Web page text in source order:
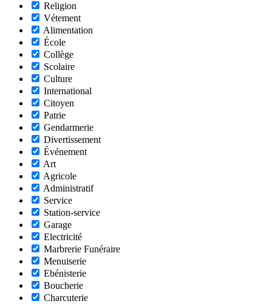
Religion
Vétement
Alimentation
École
Collège
Scolaire
Culture
International
Citoyen
Patrie
Gendarmerie
Divertissement
Événement
Art
Agricole
Administratif
Service
Station-service
Garage
Electricité
Marbrerie Funéraire
Menuiserie
Ebénisterie
Boucherie
Charcuterie